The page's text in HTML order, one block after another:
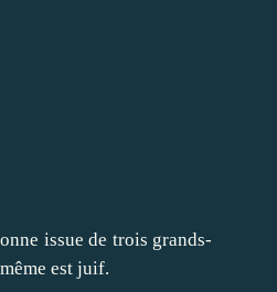
issue de trois grands-
est juif.